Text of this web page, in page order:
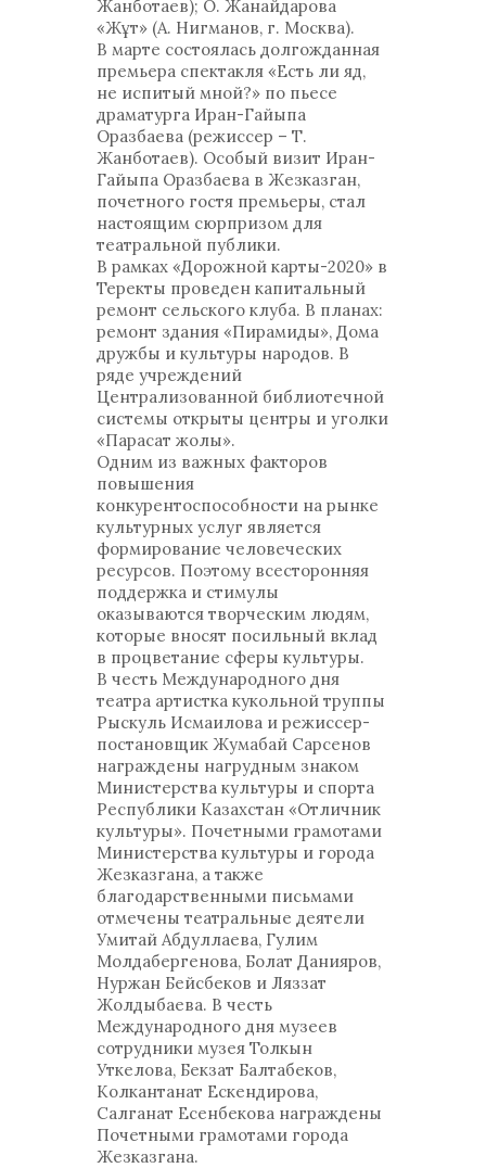
Жанботаев); О. Жанайдарова
«Жұт» (А. Нигманов, г. Москва).
В марте состоялась долгожданная
премьера спектакля «Есть ли яд,
не испитый мной?» по пьесе
драматурга Иран-Гайыпа
Оразбаева (режиссер – Т.
Жанботаев). Особый визит Иран-
Гайыпа Оразбаева в Жезказган,
почетного гостя премьеры, стал
настоящим сюрпризом для
театральной публики.
В рамках «Дорожной карты-2020» в
Теректы проведен капитальный
ремонт сельского клуба. В планах:
ремонт здания «Пирамиды», Дома
дружбы и культуры народов. В
ряде учреждений
Централизованной библиотечной
системы открыты центры и уголки
«Парасат жолы».
Одним из важных факторов
повышения
конкурентоспособности на рынке
культурных услуг является
формирование человеческих
ресурсов. Поэтому всесторонняя
поддержка и стимулы
оказываются творческим людям,
которые вносят посильный вклад
в процветание сферы культуры.
В честь Международного дня
театра артистка кукольной труппы
Рыскуль Исмаилова и режиссер-
постановщик Жумабай Сарсенов
награждены нагрудным знаком
Министерства культуры и спорта
Республики Казахстан «Отличник
культуры». Почетными грамотами
Министерства культуры и города
Жезказгана, а также
благодарственными письмами
отмечены театральные деятели
Умитай Абдуллаева, Гулим
Молдабергенова, Болат Данияров,
Нуржан Бейсбеков и Ляззат
Жолдыбаева. В честь
Международного дня музеев
сотрудники музея Толкын
Уткелова, Бекзат Балтабеков,
Колкантанат Ескендирова,
Салганат Есенбекова награждены
Почетными грамотами города
Жезказгана.